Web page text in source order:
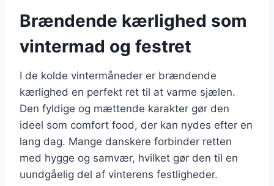
Brændende kærlighed som
vintermad og festret
I de kolde vintermåneder er brændende
kærlighed en perfekt ret til at varme sjælen.
Den fyldige og mættende karakter gør den
ideel som comfort food, der kan nydes efter en
lang dag. Mange danskere forbinder retten
med hygge og samvær, hvilket gør den til en
uundgåelig del af vinterens festligheder.